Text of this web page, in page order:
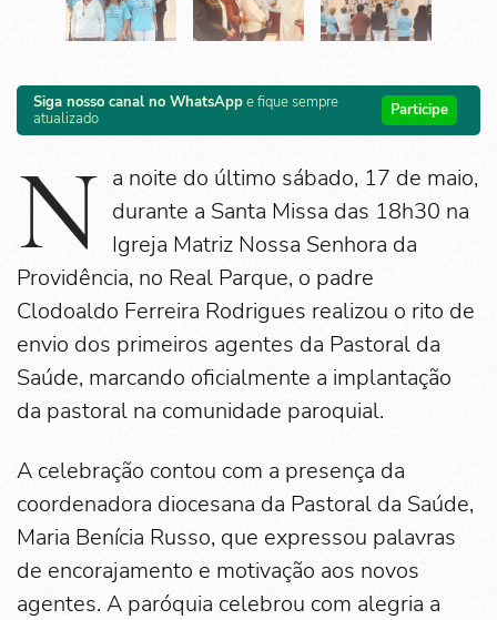
Siga nosso canal no WhatsAppe fique sempre
atualizado
Participe
N a noite do último sábado, 17 de maio,
durante a Santa Missa das 18h30 na
Igreja Matriz Nossa Senhora da
Providência, no Real Parque, o padre
Clodoaldo Ferreira Rodrigues realizou o rito de
envio dos primeiros agentes da Pastoral da
Saúde, marcando oficialmente a implantação
da pastoral na comunidade paroquial.
A celebração contou com a presença da
coordenadora diocesana da Pastoral da Saúde,
Maria Benícia Russo, que expressou palavras
de encorajamento e motivação aos novos
agentes. A paróquia celebrou com alegria a